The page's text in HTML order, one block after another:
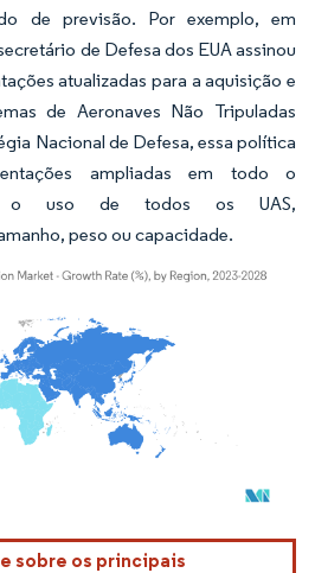
de previsão. Por exemplo, em
de Defesa dos EUA assinou
atualizadas para a aquisição e
de Aeronaves Não Tripuladas
Nacional de Defesa, essa política
ampliadas em todo o
o uso de todos os UAS,
peso ou capacidade.
reuso requer atribuição conforme CC BY 4.0.
sobre os principais